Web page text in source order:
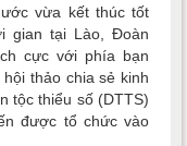
vừa kết thúc tốt
gian tại Lào, Đoàn
cực với phía bạn
thảo chia sẻ kinh
tộc thiểu số (DTTS)
được tổ chức vào